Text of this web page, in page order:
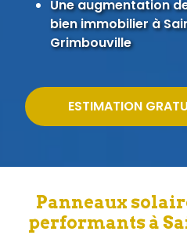
Une augmentation
bien immobilier à
Grimbouville
ESTIMATION
Panneaux
performants à